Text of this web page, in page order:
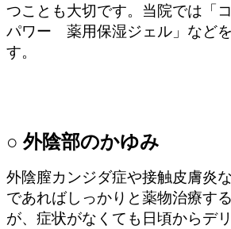
つことも大切です。当院では「
パワー 薬用保湿ジェル」など
す。
○ 外陰部のかゆみ
外陰膣カンジダ症や接触皮膚炎
であればしっかりと薬物治療す
が、症状がなくても日頃からデ